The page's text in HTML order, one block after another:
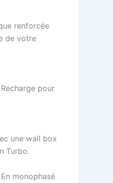
renforcée
de votre
pour
une wall box
Turbo.
monophasé